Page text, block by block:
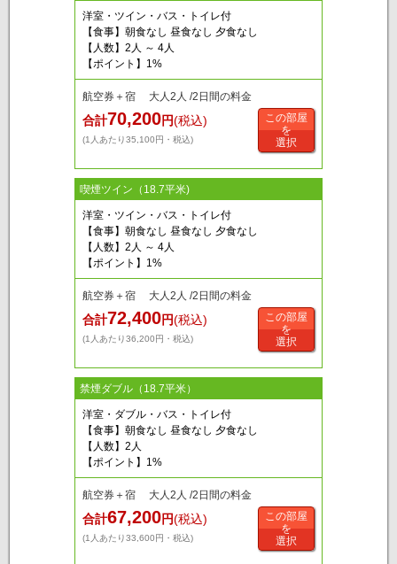
洋室・ツイン・バス・トイレ付
【食事】朝食なし 昼食なし 夕食なし
【人数】2人 ～ 4人
【ポイント】1%
航空券＋宿 大人2人 /2日間の料金
合計70,200円(税込)
(1人あたり35,100円・税込)
この部屋
を
選択
喫煙ツイン（18.7平米)
洋室・ツイン・バス・トイレ付
【食事】朝食なし 昼食なし 夕食なし
【人数】2人 ～ 4人
【ポイント】1%
航空券＋宿 大人2人 /2日間の料金
合計72,400円(税込)
(1人あたり36,200円・税込)
この部屋
を
選択
禁煙ダブル（18.7平米）
洋室・ダブル・バス・トイレ付
【食事】朝食なし 昼食なし 夕食なし
【人数】2人
【ポイント】1%
航空券＋宿 大人2人 /2日間の料金
合計67,200円(税込)
(1人あたり33,600円・税込)
この部屋
を
選択